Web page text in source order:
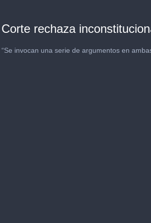
Corte rechaza
“Se invocan una serie de argumentos en